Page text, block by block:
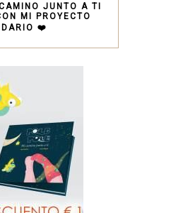
JUNTO A TI
MI PROYECTO
❤️